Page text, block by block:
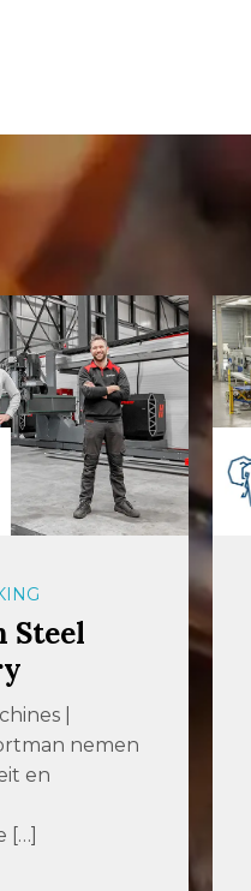
Steel
|
nemen
en
[…]